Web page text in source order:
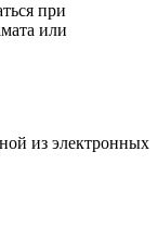
при
или
из электронных